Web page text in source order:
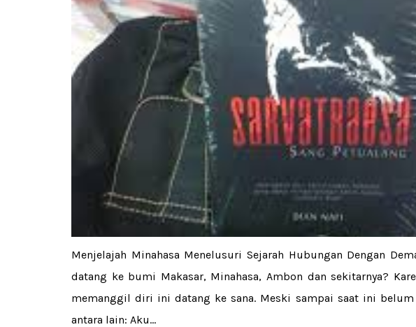
Menjelajah Minahasa Menelusuri Sejarah Hubungan Dengan
datang ke bumi Makasar, Minahasa, Ambon dan sekitarnya?
memanggil diri ini datang ke sana. Meski sampai saat ini belum
antara lain: Aku...